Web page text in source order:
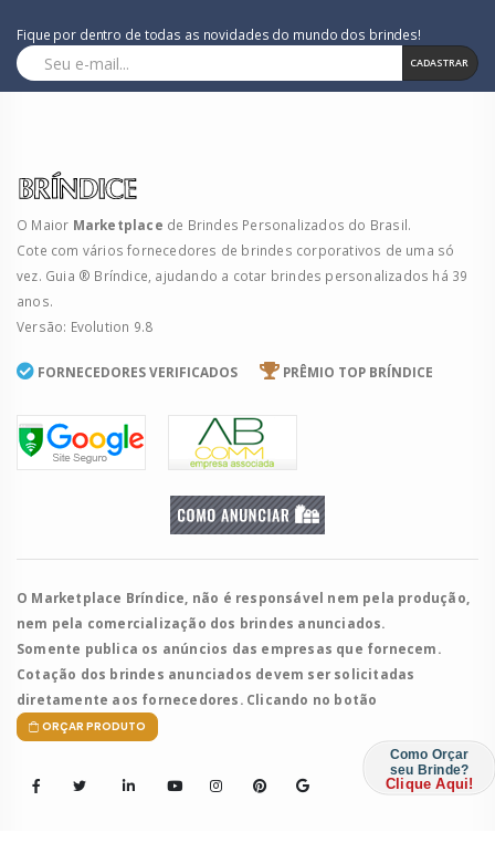
Fique por dentro de todas as novidades do mundo dos brindes!
CADASTRAR
O Maior Marketplace de Brindes Personalizados do Brasil.
Cote com vários fornecedores de brindes corporativos de uma só
vez. Guia ® Bríndice, ajudando a cotar brindes personalizados há 39
anos.
Versão: Evolution 9.8
FORNECEDORES VERIFICADOS PRÊMIO TOP BRÍNDICE
O Marketplace Bríndice, não é responsável nem pela produção,
nem pela comercialização dos brindes anunciados.
Somente publica os anúncios das empresas que fornecem.
Cotação dos brindes anunciados devem ser solicitadas
diretamente aos fornecedores. Clicando no botão
ORÇAR PRODUTO
Como Orçar
seu Brinde?
Clique Aqui!